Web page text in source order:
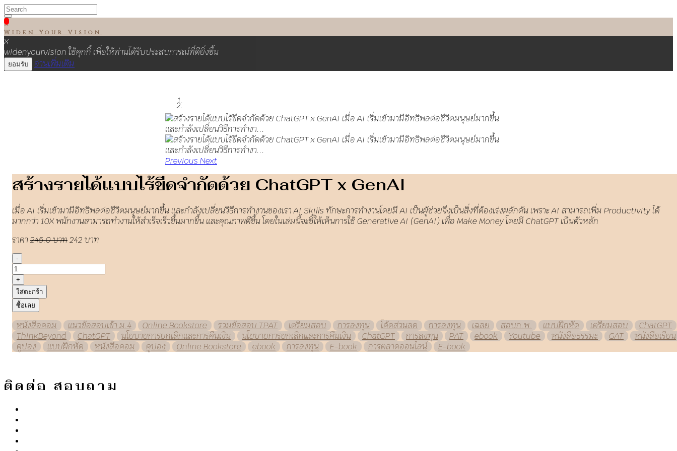

Widen Your Vision
X
widenyourvision ใช้คุกกี้ เพื่อให้ท่านได้รับประสบการณ์ที่ดียิ่งขึ้น
ยอมรับ อ่านเพิ่มเติม
Previous Next
สร้างรายได้แบบไร้ขีดจำกัดด้วย ChatGPT x GenAI
เมื่อ AI เริ่มเข้ามามีอิทธิพลต่อชีวิตมนุษย์มากขึ้น และกำลังเปลี่ยนวิธีการทำงานของเรา AI Skills ทักษะการทำงานโดยมี AI เป็นผู้ช่วยจึงเป็นสิ่งที่ต้องเร่งผลักดัน เพราะ AI สามารถเพิ่ม Productivity ได้
มากกว่า 10X พนักงานสามารถทำงานให้สำเร็จเร็วขึ้นมากขึ้น และคุณภาพดีขึ้น โดยในเล่มนี้จะชี้ให้เห็นการใช้ Generative AI (GenAI) เพื่อ Make Money โดยมี ChatGPT เป็นตัวหลัก
ราคา 245.0 บาท242 บาท
-
+
ใส่ตะกร้า
ซื้อเลย
หนังสือคอม แนวข้อสอบเข้า ม.4 Online Bookstore รวมข้อสอบ TPAT เตรียมสอบ การลงทุน โค้ดส่วนลด การลงทุน เฉลย สอบก.พ. แบบฝึกหัด เตรียมสอบ
ChatGPT
ThinkBeyond
ChatGPT นโยบายการยกเลิกและการคืนเงิน นโยบายการยกเลิกและการคืนเงิน ChatGPT การลงทุน PAT ebook Youtube หนังสือธรรมะ GAT
หนังสือเรียน
คูปอง
แบบฝึกหัด หนังสือคอม คูปอง Online Bookstore ebook การลงทุน E-book การตลาดออนไลน์ E-book
ติดต่อ สอบถาม